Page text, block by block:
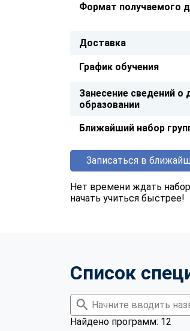
Формат получаемого
Доставка
График обучения
Занесение сведений о
образовании
Ближайший набор
Записаться в
Нет времени ждать
начать учиться быстрее!
Список
Найдено программ: 12